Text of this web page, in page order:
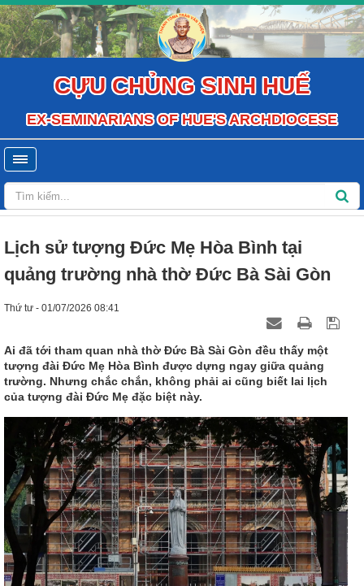
CỰU CHỦNG SINH HUẾ
EX-SEMINARIANS OF HUE'S ARCHDIOCESE
Lịch sử tượng Đức Mẹ Hòa Bình tại
quảng trường nhà thờ Đức Bà Sài Gòn
Thứ tư - 01/07/2026 08:41
Ai đã tới tham quan nhà thờ Đức Bà Sài Gòn đều thấy một
tượng đài Đức Mẹ Hòa Bình được dựng ngay giữa quảng
trường. Nhưng chắc chắn, không phải ai cũng biết lai lịch
của tượng đài Đức Mẹ đặc biệt này.